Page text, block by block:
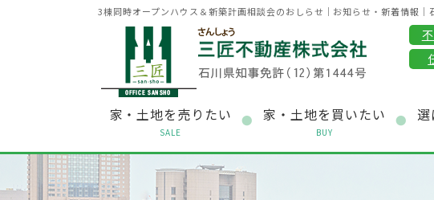
3棟同時オープンハウス＆新築計画相談会のおしらせ｜お知らせ・新着情報
家・土地を売りたい
SALE
家・土地を買いたい
BUY